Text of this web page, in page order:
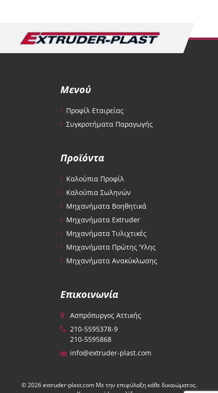
Μενού
Προφίλ Εταιρείας
Συγκροτήματα Παραγωγής
Προϊόντα
Καλούπια Προφίλ
Καλούπια Σωληνών
Μηχανήματα Βοηθητικά
Μηχανήματα Extruder
Μηχανήματα Τυλιχτικές
Μηχανήματα Πρώτης Ύλης
Μηχανήματα Ανακύκλωσης
Επικοινωνία
Ασπρόπυργος Αττικής
210-5595378-9
210-5595868
info@extruder-plast.com
© 2026 extruder-plast.com Με την επιφύλαξη κάθε δικαιώματος.